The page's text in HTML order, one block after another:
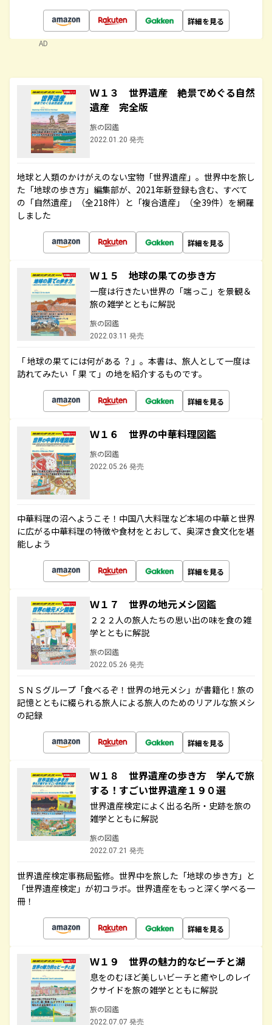
詳細を見る
AD
Ｗ１３ 世界遺産 絶景でめぐる自然
遺産 完全版
旅の図鑑
2022.01.20 発売
地球と人類のかけがえのない宝物「世界遺産」。世界中を旅し
た「地球の歩き方」編集部が、2021年新登録も含む、すべて
の「自然遺産」（全218件）と「複合遺産」（全39件）を網羅
しました
詳細を見る
Ｗ１５ 地球の果ての歩き方
一度は行きたい世界の「端っこ」を景観＆
旅の雑学とともに解説
旅の図鑑
2022.03.11 発売
「 地球の果てには何がある ？」。本書は、旅人として一度は
訪れてみたい「 果 て」の地を紹介するものです。
詳細を見る
Ｗ１６ 世界の中華料理図鑑
旅の図鑑
2022.05.26 発売
中華料理の沼へようこそ！中国八大料理など本場の中華と世界
に広がる中華料理の特徴や食材をとおして、奥深き食文化を堪
能しよう
詳細を見る
Ｗ１７ 世界の地元メシ図鑑
２２２人の旅人たちの思い出の味を食の雑
学とともに解説
旅の図鑑
2022.05.26 発売
ＳＮＳグループ「食べるぞ！世界の地元メシ」が書籍化！旅の
記憶とともに綴られる旅人による旅人のためのリアルな旅メシ
の記録
詳細を見る
Ｗ１８ 世界遺産の歩き方 学んで旅
する！すごい世界遺産１９０選
世界遺産検定によく出る名所・史跡を旅の
雑学とともに解説
旅の図鑑
2022.07.21 発売
世界遺産検定事務局監修。世界中を旅した「地球の歩き方」と
「世界遺産検定」が初コラボ。世界遺産をもっと深く学べる一
冊！
詳細を見る
Ｗ１９ 世界の魅力的なビーチと湖
息をのむほど美しいビーチと癒やしのレイ
クサイドを旅の雑学とともに解説
旅の図鑑
2022.07.07 発売